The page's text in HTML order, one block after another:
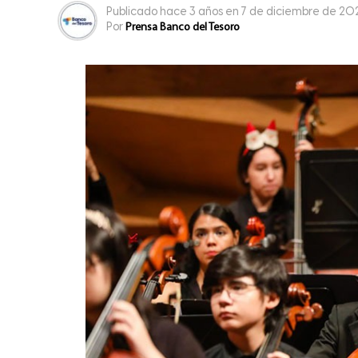
Publicado hace 3 años en 7 de diciembre de
Por Prensa Banco del Tesoro